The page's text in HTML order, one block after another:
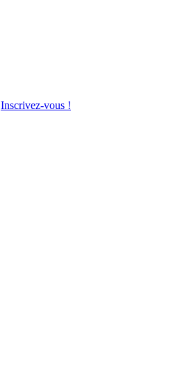
Inscrivez-vous !